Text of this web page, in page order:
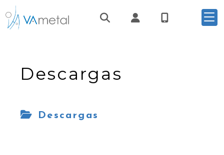
Identifícate
Descargas
Descargas